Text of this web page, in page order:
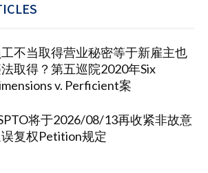
工不当取得营业秘密等于新雇主也
取得？第五巡院2020年Six
v. Perficient案
将于2026/08/13再收紧非故意
复权Petition规定